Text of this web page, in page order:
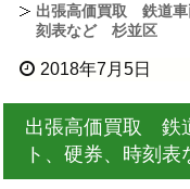
出張高価買取 鉄道車
刻表など 杉並区
2018年7月5日
出張高価買取 鉄
ト、硬券、時刻